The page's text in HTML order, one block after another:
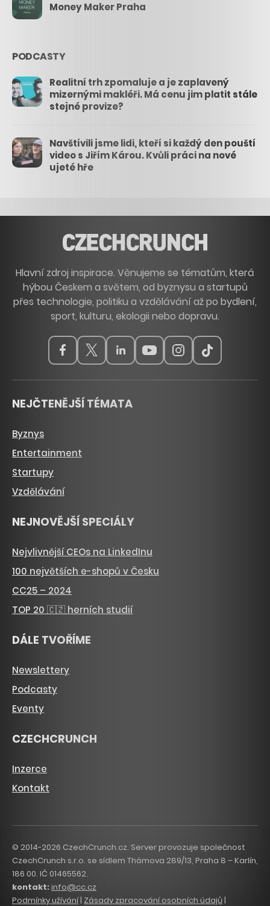
Money Maker Praha
PODCASTY
Realitní trh zpomaluje a je zaplavený
mizernými makléři. Má cenu jim platit stále
stejné provize?
Navštívili jsme lidi, kteří si každý den pouští
video s Jiřím Károu. Kvůli práci na nové
ujeté hře
Hlavní zdroj inspirace. Věnujeme se tématům, která
hýbou Českem a světem, od byznysu a startupů
přes technologie, politiku a vzdělávání až po bydlení,
sport, kulturu, ekologii nebo dopravu.
NEJČTENĚJŠÍ TÉMATA
Byznys
Entertainment
Startupy
Vzdělávání
NEJNOVĚJŠÍ SPECIÁLY
Nejvlivnější CEOs na LinkedInu
100 největších e-shopů v Česku
CC25 – 2024
TOP 20 🇨🇿 herních studií
DÁLE TVOŘÍME
Newslettery
Podcasty
Eventy
CZECHCRUNCH
Inzerce
Kontakt
© 2014-2026 CzechCrunch.cz. Server provozuje společnost
CzechCrunch s.r.o. se sídlem Thámova 289/13, Praha 8 – Karlín,
186 00. IČ 01465562.
kontakt:info@cc.cz
Podmínky užívání| Zásady zpracování osobních údajů|